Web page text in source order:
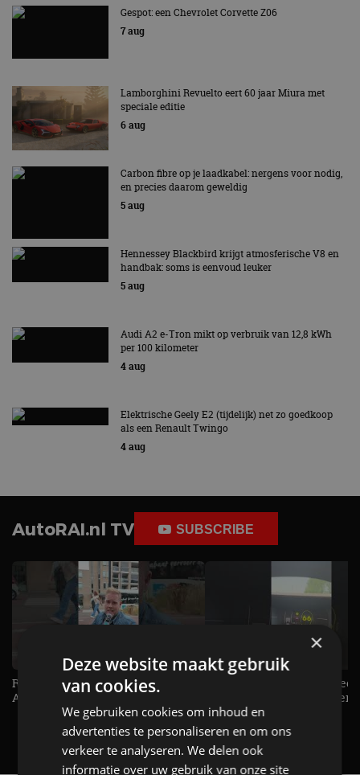
Gespot: een Chevrolet Corvette Z06
7 aug
Lamborghini Revuelto eert 60 jaar Miura met
speciale editie
6 aug
Carbon fibre op je laadkabel: nergens voor nodig,
en precies daarom geweldig
5 aug
Hennessey Blackbird krijgt atmosferische V8 en
handbak: soms is eenvoud leuker
5 aug
Audi A2 e-Tron mikt op verbruik van 12,8 kWh
per 100 kilometer
4 aug
Elektrische Geely E2 (tijdelijk) net zo goedkoop
als een Renault Twingo
4 aug
AutoRAI.nl TV SUBSCRIBE
Raad jij onze nieuwe duurtester? -
AutoRAI TV
De Renault Twingo heeft een
opvallende snelheidsmeter! -
AutoRAI TV
×
Deze website maakt gebruik
van cookies.
We gebruiken cookies om inhoud en
advertenties te personaliseren en om ons
verkeer te analyseren. We delen ook
informatie over uw gebruik van onze site